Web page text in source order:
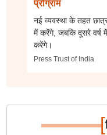
प्रोग्राम
नई व्यवस्था के तहत छात्र
में करेंगे, जबकि दूसरे वर्ष
करेंगे।
Press Trust of India
[